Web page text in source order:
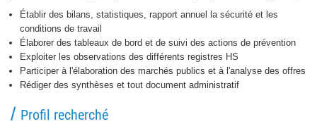
Établir des bilans, statistiques, rapport annuel la sécurité et les
conditions de travail
Élaborer des tableaux de bord et de suivi des actions de prévention
Exploiter les observations des différents registres HS
Participer à l'élaboration des marchés publics et à l'analyse des offres
Rédiger des synthèses et tout document administratif
Profil recherché